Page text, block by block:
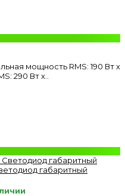
мощность RMS: 190 Вт х
290 Вт х..
габаритный